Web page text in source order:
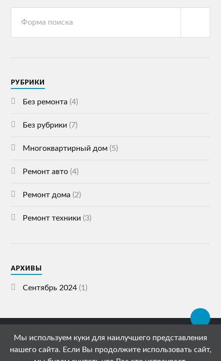
РУБРИКИ
Без ремонта (4)
Без рубрики (7)
Многоквартирный дом (5)
Ремонт авто (4)
Ремонт дома (2)
Ремонт техники (3)
АРХИВЫ
Сентябрь 2024 (1)
© 2026СПЕЦСТРОЙ ГАЗЕТА
АДРЕС: 119072, РОССИЯ, МОСКВА, УЛИЦА
Мы используем куки для наилучшего представления
нашего сайта. Если Вы продолжите использовать сайт,